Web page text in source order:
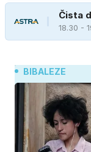
Čista
18.30 -
BIBALEZE